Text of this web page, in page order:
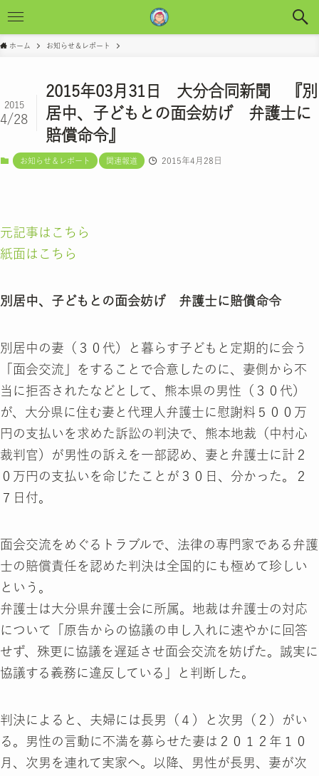
ホーム お知らせ＆レポート
2015年03月31日 大分合同新聞 『別
居中、子どもとの面会妨げ 弁護士に
賠償命令』
2015
4/28
お知らせ＆レポート 関連報道 2015年4月28日
元記事はこちら
紙面はこちら
別居中、子どもとの面会妨げ 弁護士に賠償命令
別居中の妻（３０代）と暮らす子どもと定期的に会う
「面会交流」をすることで合意したのに、妻側から不
当に拒否されたなどとして、熊本県の男性（３０代）
が、大分県に住む妻と代理人弁護士に慰謝料５００万
円の支払いを求めた訴訟の判決で、熊本地裁（中村心
裁判官）が男性の訴えを一部認め、妻と弁護士に計２
０万円の支払いを命じたことが３０日、分かった。２
７日付。
面会交流をめぐるトラブルで、法律の専門家である弁護
士の賠償責任を認めた判決は全国的にも極めて珍しい
という。
弁護士は大分県弁護士会に所属。地裁は弁護士の対応
について「原告からの協議の申し入れに速やかに回答
せず、殊更に協議を遅延させ面会交流を妨げた。誠実に
協議する義務に違反している」と判断した。
判決によると、夫婦には長男（４）と次男（２）がい
る。男性の言動に不満を募らせた妻は２０１２年１０
月、次男を連れて実家へ。以降、男性が長男、妻が次